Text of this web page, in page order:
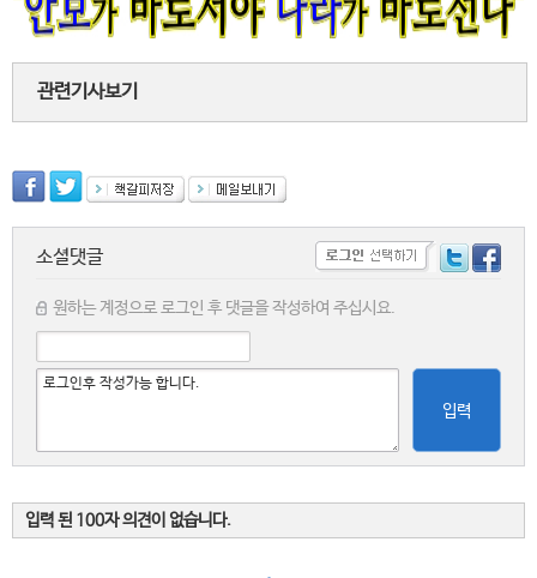
관련기사보기
소셜댓글
원하는 계정으로 로그인 후 댓글을 작성하여 주십시요.
입력
입력 된 100자 의견이 없습니다.